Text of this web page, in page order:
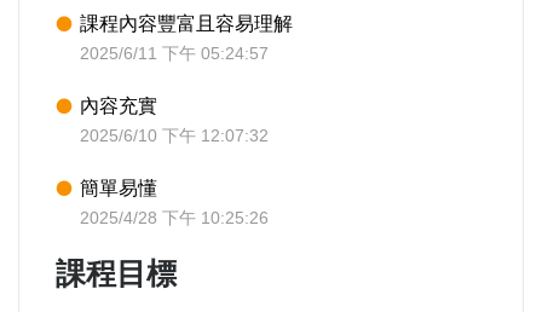
課程內容豐富且容易理解
2025/6/11 下午 05:24:57
內容充實
2025/6/10 下午 12:07:32
簡單易懂
2025/4/28 下午 10:25:26
課程目標